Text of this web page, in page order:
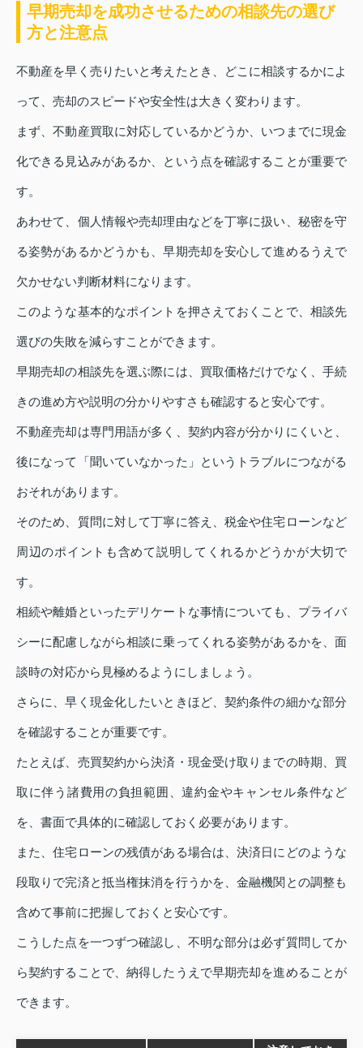
早期売却を成功させるための相談先の選び
方と注意点
不動産を早く売りたいと考えたとき、どこに相談するかによ
って、売却のスピードや安全性は大きく変わります。
まず、不動産買取に対応しているかどうか、いつまでに現金
化できる見込みがあるか、という点を確認することが重要で
す。
あわせて、個人情報や売却理由などを丁寧に扱い、秘密を守
る姿勢があるかどうかも、早期売却を安心して進めるうえで
欠かせない判断材料になります。
このような基本的なポイントを押さえておくことで、相談先
選びの失敗を減らすことができます。
早期売却の相談先を選ぶ際には、買取価格だけでなく、手続
きの進め方や説明の分かりやすさも確認すると安心です。
不動産売却は専門用語が多く、契約内容が分かりにくいと、
後になって「聞いていなかった」というトラブルにつながる
おそれがあります。
そのため、質問に対して丁寧に答え、税金や住宅ローンなど
周辺のポイントも含めて説明してくれるかどうかが大切で
す。
相続や離婚といったデリケートな事情についても、プライバ
シーに配慮しながら相談に乗ってくれる姿勢があるかを、面
談時の対応から見極めるようにしましょう。
さらに、早く現金化したいときほど、契約条件の細かな部分
を確認することが重要です。
たとえば、売買契約から決済・現金受け取りまでの時期、買
取に伴う諸費用の負担範囲、違約金やキャンセル条件など
を、書面で具体的に確認しておく必要があります。
また、住宅ローンの残債がある場合は、決済日にどのような
段取りで完済と抵当権抹消を行うかを、金融機関との調整も
含めて事前に把握しておくと安心です。
こうした点を一つずつ確認し、不明な部分は必ず質問してか
ら契約することで、納得したうえで早期売却を進めることが
できます。